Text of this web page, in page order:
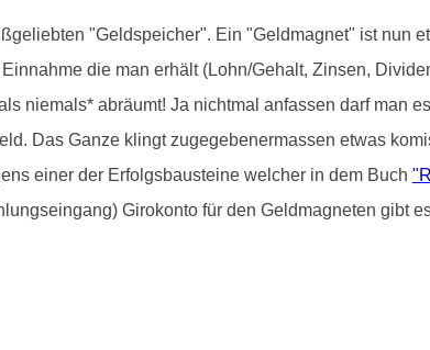
"Geldspeicher". Ein "Geldmagnet" ist nun
die man erhält (Lohn/Gehalt, Zinsen,
niemals* abräumt! Ja nichtmal anfassen darf man
Das Ganze klingt zugegebenermassen etwas
einer der Erfolgsbausteine welcher in dem Buch
Girokonto für den Geldmagneten gibt